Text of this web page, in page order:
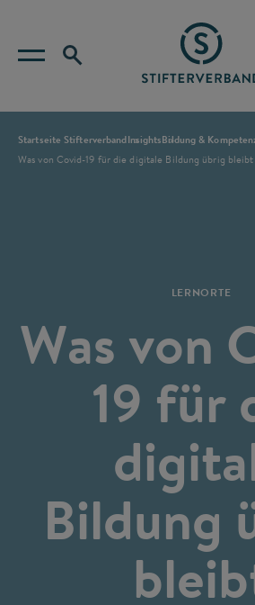
Startseite StifterverbandInsightsBildung &
Was von Covid-19 für die digitale Bildung übrig bleibt
LERNORTE
Was von
19 für
Bildung